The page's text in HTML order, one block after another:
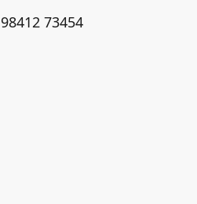
73454